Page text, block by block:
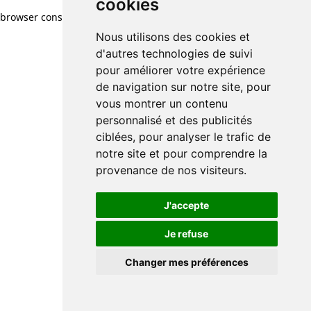
cookies
Nous utilisons des cookies et
d'autres technologies de suivi
pour améliorer votre expérience
de navigation sur notre site, pour
vous montrer un contenu
personnalisé et des publicités
ciblées, pour analyser le trafic de
notre site et pour comprendre la
provenance de nos visiteurs.
J'accepte
Je refuse
Changer mes préférences
browser console for more information)